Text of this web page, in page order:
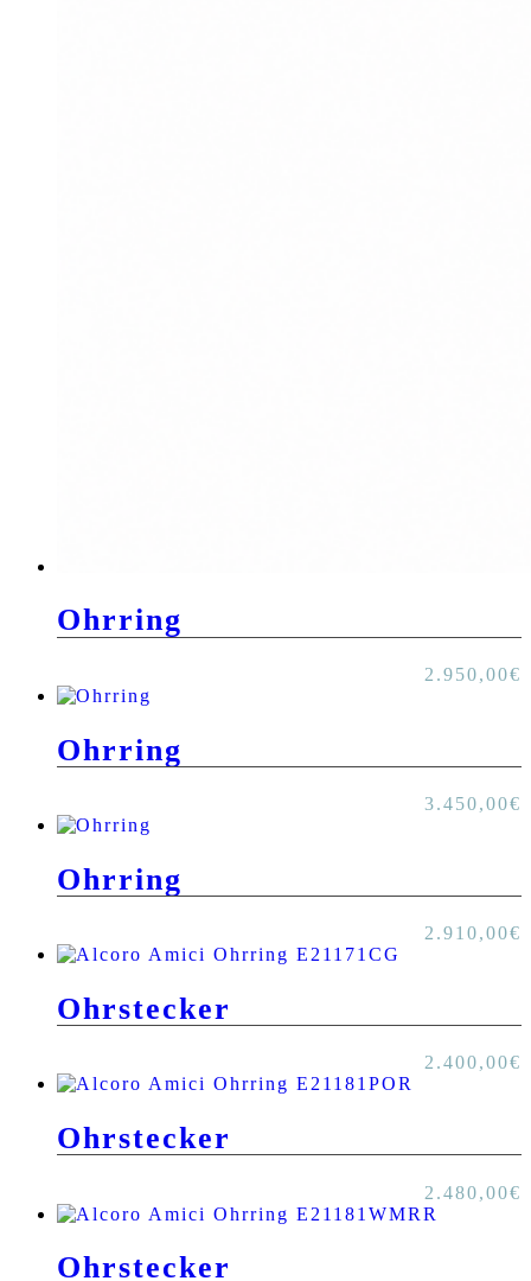
Ohrring
2.950,00€
Ohrring
3.450,00€
Ohrring
2.910,00€
Ohrstecker
2.400,00€
Ohrstecker
2.480,00€
Ohrstecker